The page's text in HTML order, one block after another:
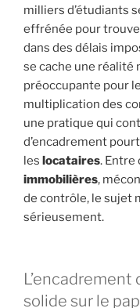
milliers d’étudiants
effrénée pour
dans des délais
se cache une réalité
préoccupante pour le
multiplication des
une pratique qui
d’encadrement
les locataires. Entre
immobilières,
de contrôle, le sujet
sérieusement.
solide sur le